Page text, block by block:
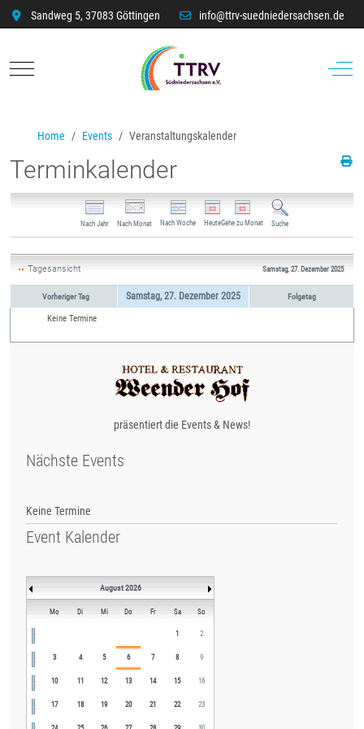
Sandweg 5, 37083 Göttingen info@ttrv-suedniedersachsen.de
Mobile Menu Toggle Off-
Home Events Veranstaltungskalender
Terminkalender
Nach Jahr Nach Monat Nach Woche HeuteGehe zu Monat Suche
Tagesansicht Samstag, 27. Dezember 2025
Vorheriger Tag Samstag, 27. Dezember 2025 Folgetag
Keine Termine
präsentiert die Events & News!
Nächste Events
Keine Termine
Event Kalender
August 2026
Mo Di Mi Do Fr Sa So
1 2
3 4 5 6 7 8 9
10 11 12 13 14 15 16
17 18 19 20 21 22 23